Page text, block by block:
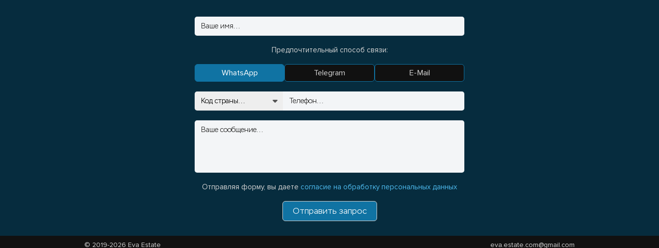
Предпочтительный способ связи:
WhatsApp Telegram E-Mail
Отправляя форму, вы даете согласие на обработку персональных данных
Отправить запрос
© 2019-2026 Eva Estate eva.estate.com@gmail.com